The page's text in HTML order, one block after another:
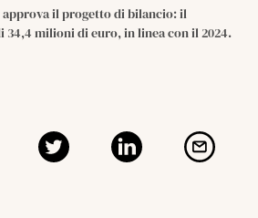
il progetto di bilancio: il
34,4 milioni di euro, in linea con il 2024.